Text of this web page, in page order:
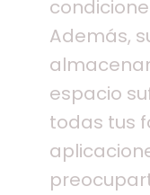
Además,
espacio
todas tus